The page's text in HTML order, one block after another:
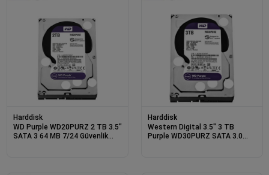
Harddisk
WD Purple WD20PURZ 2 TB 3.5"
SATA 3 64 MB 7/24 Güvenlik
Harddisk
Western Digital 3.5" 3 TB
Purple WD30PURZ SATA 3.0